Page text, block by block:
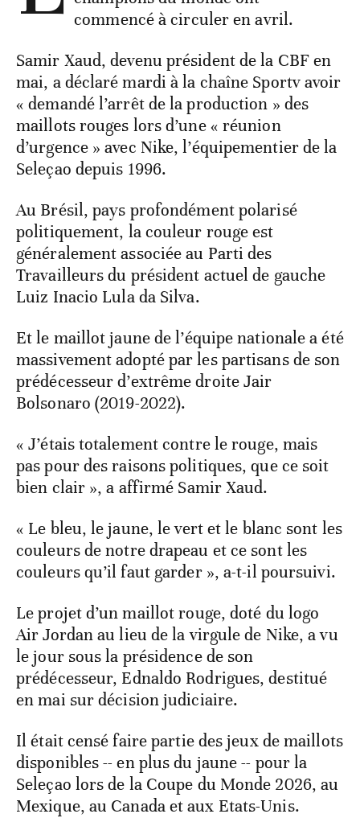
commencé à circuler en avril.
Samir Xaud, devenu président de la CBF en
mai, a déclaré mardi à la chaîne Sportv avoir
« demandé l’arrêt de la production » des
maillots rouges lors d’une « réunion
d’urgence » avec Nike, l’équipementier de la
Seleçao depuis 1996.
Au Brésil, pays profondément polarisé
politiquement, la couleur rouge est
généralement associée au Parti des
Travailleurs du président actuel de gauche
Luiz Inacio Lula da Silva.
Et le maillot jaune de l’équipe nationale a été
massivement adopté par les partisans de son
prédécesseur d’extrême droite Jair
Bolsonaro (2019-2022).
« J’étais totalement contre le rouge, mais
pas pour des raisons politiques, que ce soit
bien clair », a affirmé Samir Xaud.
« Le bleu, le jaune, le vert et le blanc sont les
couleurs de notre drapeau et ce sont les
couleurs qu’il faut garder », a-t-il poursuivi.
Le projet d’un maillot rouge, doté du logo
Air Jordan au lieu de la virgule de Nike, a vu
le jour sous la présidence de son
prédécesseur, Ednaldo Rodrigues, destitué
en mai sur décision judiciaire.
Il était censé faire partie des jeux de maillots
disponibles -- en plus du jaune -- pour la
Seleçao lors de la Coupe du Monde 2026, au
Mexique, au Canada et aux Etats-Unis.